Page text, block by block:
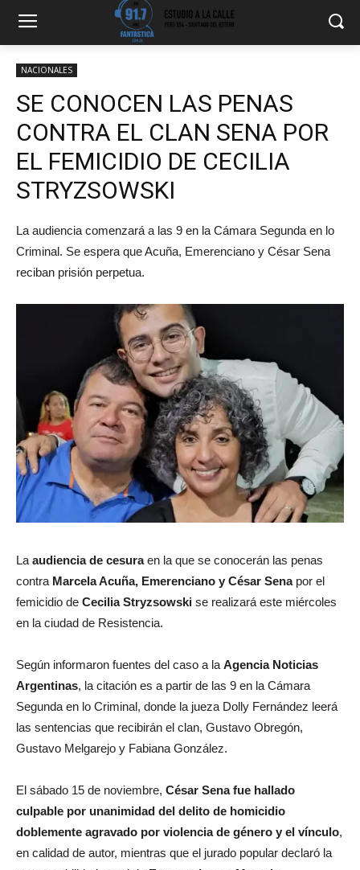
NACIONALES
SE CONOCEN LAS PENAS
CONTRA EL CLAN SENA POR
EL FEMICIDIO DE CECILIA
STRYZSOWSKI
La audiencia comenzará a las 9 en la Cámara Segunda en lo
Criminal. Se espera que Acuña, Emerenciano y César Sena
reciban prisión perpetua.
La audiencia de cesuraen la que se conocerán las penas
contra Marcela Acuña, Emerenciano y César Senapor el
femicidio de Cecilia Stryzsowski se realizará este miércoles
en la ciudad de Resistencia.
Según informaron fuentes del caso a la Agencia Noticias
Argentinas, la citación es a partir de las 9 en la Cámara
Segunda en lo Criminal, donde la jueza Dolly Fernández leerá
las sentencias que recibirán el clan, Gustavo Obregón,
Gustavo Melgarejo y Fabiana González.
El sábado 15 de noviembre, César Sena fue hallado
culpable por unanimidad del delito de homicidio
doblemente agravado por violencia de género y el vínculo,
en calidad de autor, mientras que el jurado popular declaró la